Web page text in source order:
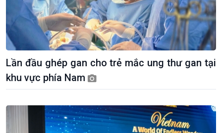
Lần đầu ghép gan cho trẻ mắc ung thư gan tại
khu vực phía Nam